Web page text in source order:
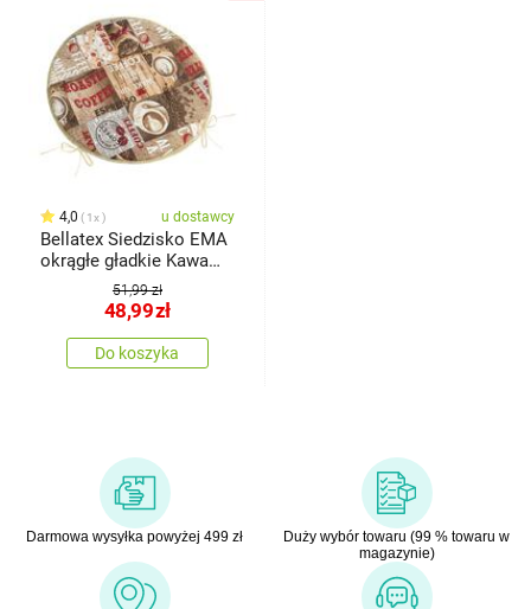
4,0 1x u dostawcy
Bellatex Siedzisko EMA
okrągłe gładkie Kawa
brązowy, czerwony, śr.
51,99 zł
48,99zł
Do koszyka
Darmowa wysyłka powyżej 499 zł
Duży wybór towaru (99 % towaru w
magazynie)